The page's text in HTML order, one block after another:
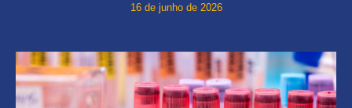
16 de junho de 2026